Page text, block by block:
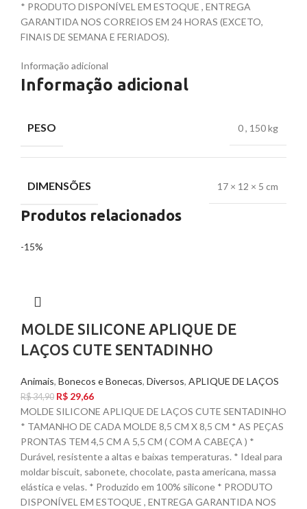
* PRODUTO DISPONÍVEL EM ESTOQUE , ENTREGA
GARANTIDA NOS CORREIOS EM 24 HORAS (EXCETO,
FINAIS DE SEMANA E FERIADOS).
Informação adicional
Informação adicional
PESO 0, 150 kg
DIMENSÕES 17 × 12 × 5 cm
Produtos relacionados
-15%
MOLDE SILICONE APLIQUE DE
LAÇOS CUTE SENTADINHO
Animais, Bonecos e Bonecas, Diversos, APLIQUE DE LAÇOS
R$34,90 R$ 29,66
MOLDE SILICONE APLIQUE DE LAÇOS CUTE SENTADINHO
* TAMANHO DE CADA MOLDE 8,5 CM X 8,5 CM * AS PEÇAS
PRONTAS TEM 4,5 CM A 5,5 CM ( COM A CABEÇA ) *
Durável, resistente a altas e baixas temperaturas. * Ideal para
moldar biscuit, sabonete, chocolate, pasta americana, massa
elástica e velas. * Produzido em 100% silicone * PRODUTO
DISPONÍVEL EM ESTOQUE , ENTREGA GARANTIDA NOS